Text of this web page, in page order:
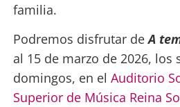
familia.
Podremos disfrutar deA
al 15 de marzo de 2026, los
domingos, en el Auditorio
Superior de Música Reina